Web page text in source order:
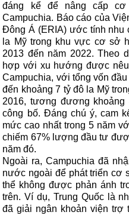
đáng kể để nâng cấp
Campuchia. Báo cáo của
Đông Á (ERIA) ước tính nhu
la Mỹ trong khu vực cơ sở
2013 đến năm 2022. Theo
hợp với xu hướng được
Campuchia, với tổng vốn
đến khoảng 7 tỷ đô la Mỹ
2016, tương đương
công bố. Đáng chú ý, cam
mức cao nhất trong 5 năm
chiếm 67% lượng đầu tư
năm đó.
Ngoài ra, Campuchia đã
nước ngoài để phát triển cơ
thể không được phản ánh
trên. Ví dụ, Trung Quốc là
đã giải ngân khoản viện